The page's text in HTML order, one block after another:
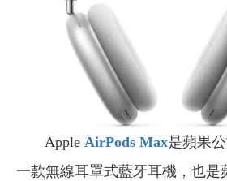
Apple AirPods Max是蘋果
一款無線耳罩式藍牙耳機，也是